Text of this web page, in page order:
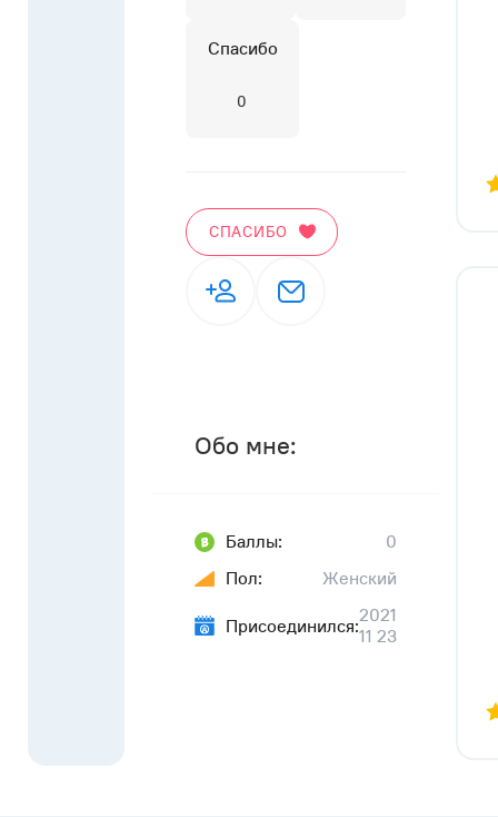
Спасибо
0
СПАСИБО
Обо мне:
Баллы:
0
Пол:
Женский
Присоединился:2021
11 23